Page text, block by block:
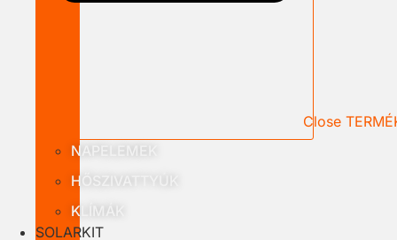
Close
NAPELEMEK
HŐSZIVATTYÚK
KLÍMÁK
SOLARKIT